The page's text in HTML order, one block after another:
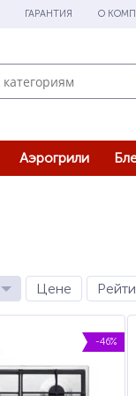
ГАРАНТИЯ О
Аэрогрили
Цене
-46%